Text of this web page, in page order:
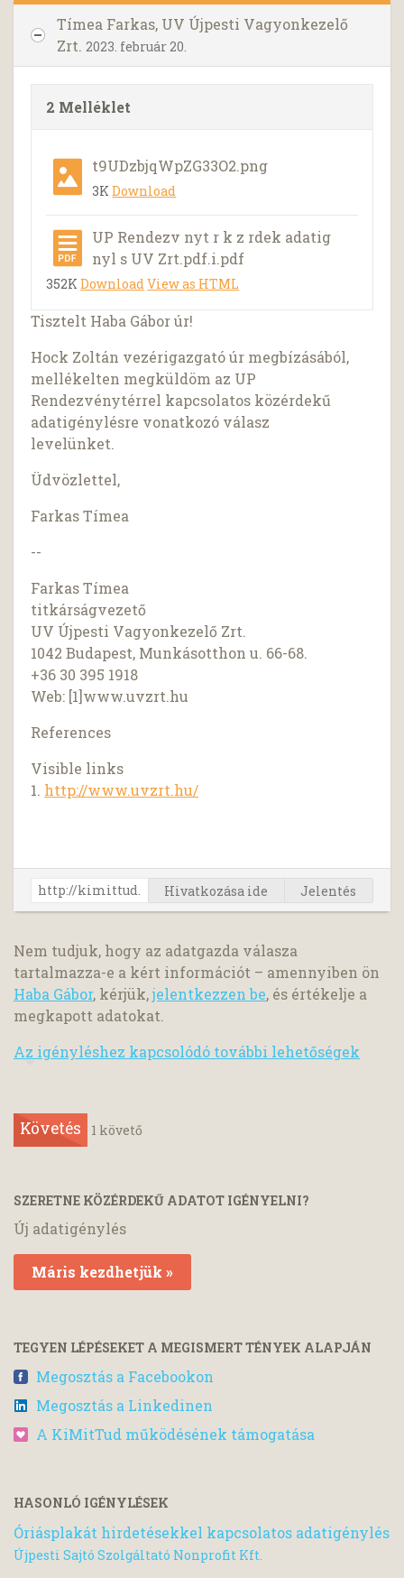
Tímea Farkas, UV Újpesti Vagyonkezelő
Zrt. 2023. február 20.
2 Melléklet
t9UDzbjqWpZG33O2.png
3KDownload
UP Rendezv nyt r k z rdek adatig
nyl s UV Zrt.pdf.i.pdf
352KDownloadView as HTML
Tisztelt Haba Gábor úr!
Hock Zoltán vezérigazgató úr megbízásából,
mellékelten megküldöm az UP
Rendezvénytérrel kapcsolatos közérdekű
adatigénylésre vonatkozó válasz
levelünket.
Üdvözlettel,
Farkas Tímea
--
Farkas Tímea
titkárságvezető
UV Újpesti Vagyonkezelő Zrt.
1042 Budapest, Munkásotthon u. 66-68.
+36 30 395 1918
Web: [1]www.uvzrt.hu
References
Visible links
1. http://www.uvzrt.hu/
Hivatkozása ide Jelentés
Nem tudjuk, hogy az adatgazda válasza
tartalmazza-e a kért információt – amennyiben ön
Haba Gábor, kérjük,jelentkezzen be, és értékelje a
megkapott adatokat.
Az igényléshez kapcsolódó további lehetőségek
Követés 1 követő
SZERETNE KÖZÉRDEKŰ ADATOT IGÉNYELNI?
Új adatigénylés
Máris kezdhetjük »
TEGYEN LÉPÉSEKET A MEGISMERT TÉNYEK ALAPJÁN
Megosztás a Facebookon
Megosztás a Linkedinen
A KiMitTud működésének támogatása
HASONLÓ IGÉNYLÉSEK
Óriásplakát hirdetésekkel kapcsolatos adatigénylés
Újpesti Sajtó Szolgáltató Nonprofit Kft.